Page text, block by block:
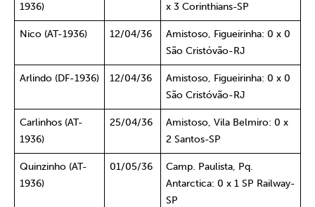
1936)
x 3 Corinthians-SP
Nico (AT-1936) 12/04/36
Amistoso, Figueirinha: 0 x 0
São Cristóvão-RJ
Arlindo (DF-1936) 12/04/36
Amistoso, Figueirinha: 0 x 0
São Cristóvão-RJ
Carlinhos (AT-
1936)
25/04/36
Amistoso, Vila Belmiro: 0 x
2 Santos-SP
Quinzinho (AT-
1936)
01/05/36
Camp. Paulista, Pq.
Antarctica: 0 x 1 SP Railway-
SP